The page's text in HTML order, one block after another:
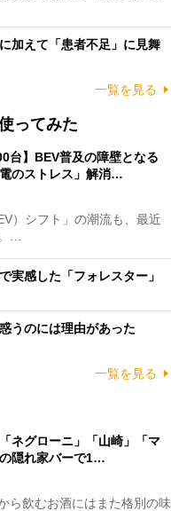
加えて「患者不足」に見舞
一覧を見る
ってみた
台】BEV普及の障壁となる
のストレス」解消…
）シフト」の潮流も、最近
…
実感した「フォレスター」
うのには理由があった
一覧を見る
ネグローニ」「山崎」「マ
隠れ家バーで1…
ら飲むお酒にはまた格別の味